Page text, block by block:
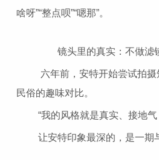
啥呀”“整点呗”“嗯那”。
镜头里的真实：不做滤镜
六年前，安特开始尝试拍摄短
民俗的趣味对比。
“我的风格就是真实、接地气
让安特印象最深的，是一期与